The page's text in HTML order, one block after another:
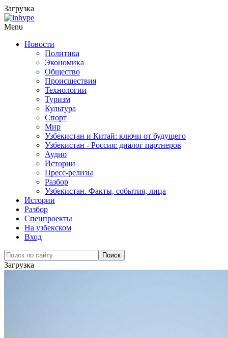
Загрузка
Menu
Новости
Политика
Экономика
Общество
Происшествия
Технологии
Туризм
Культура
Спорт
Мир
Узбекистан и Китай: ключи от будущего
Узбекистан - Россия: диалог партнеров
Аудио
Истории
Пресс-релизы
Разбор
Узбекистан. Факты, события, лица
Истории
Разбор
Спецпроекты
На узбекском
Вход
Загрузка